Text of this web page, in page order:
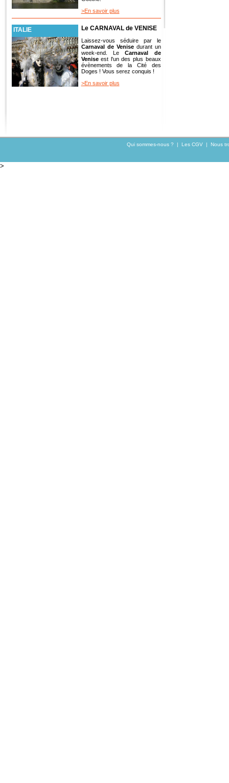
>En savoir plus
ITALIE Le CARNAVAL de VENISE
Laissez-vous séduire par le
Carnaval de Venisedurant un
week-end. LeCarnaval de
Veniseest l'un des plus beaux
évènements de la Cité des
Doges ! Vous serez conquis !
>En savoir plus
Qui sommes-nous ? | Les CGV | Nous
>